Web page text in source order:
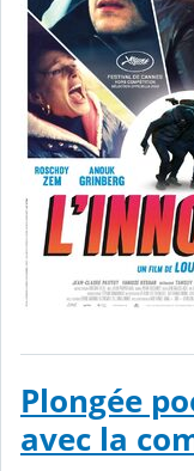
Plongée
avec la